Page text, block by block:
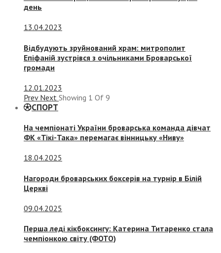
день
13.04.2023
Відбудують зруйнований храм: митрополит
Епіфаній зустрівся з очільниками Броварської
громади
12.01.2023
Prev Next Showing 1 Of 9
СПОРТ
На чемпіонаті України броварська команда дівчат
ФК «Тікі-Така» перемагає вінницьку «Ниву»
18.04.2025
Нагороди броварських боксерів на турнір в Білій
Церкві
09.04.2025
Перша леді кікбоксингу: Катерина Титаренко стала
чемпіонкою світу (ФОТО)